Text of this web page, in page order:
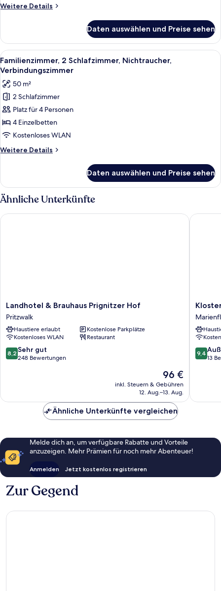
anzeigen
Weitere Details
Weitere
Doppelzimmer
zur
Einzelnutzung,
2 Einzelbetten
Daten auswählen und Preise sehen
Alle
Fotos
für
Familienzimmer,
2 Schlafzimmer,
Nichtraucher,
Verbindungszimmer
anzeigen
1 Schlafzimmer, hochwertige
7
Familienzimmer, 2 Schlafzimmer, Nichtraucher,
Verbindungszimmer
50 m²
2 Schlafzimmer
Platz für 4 Personen
4 Einzelbetten
Kostenloses WLAN
Weitere Details
Weitere
2 Schlafzimmer,
Nichtraucher,
Verbindungszimmer
Daten auswählen und Preise sehen
Ähnliche Unterkünfte
Landhotel
&
Brauhaus
Prignitzer
Hof
Pritzwalk
Landhotel & Brauhaus Prignitzer Hof
Pritzwalk
Haustiere erlaubt
Kostenlose Parkplätze
Kostenloses WLAN
Restaurant
8.2
von
Bewertungen
8,2 Sehr gut
248 Bewertungen
Der
Preis
beträgt
96 €
inkl. Steuern & Gebühren
12. Aug.–13. Aug.
Landhotel & Brauhaus Prignitzer Hof
9.4
von
9,4
13
Ähnliche Unterkünfte vergleichen
Melde dich an, um verfügbare Rabatte und Vorteile
anzuzeigen. Mehr Prämien für noch mehr Abenteuer!
Anmelden Jetzt kostenlos registrieren
Zur Gegend